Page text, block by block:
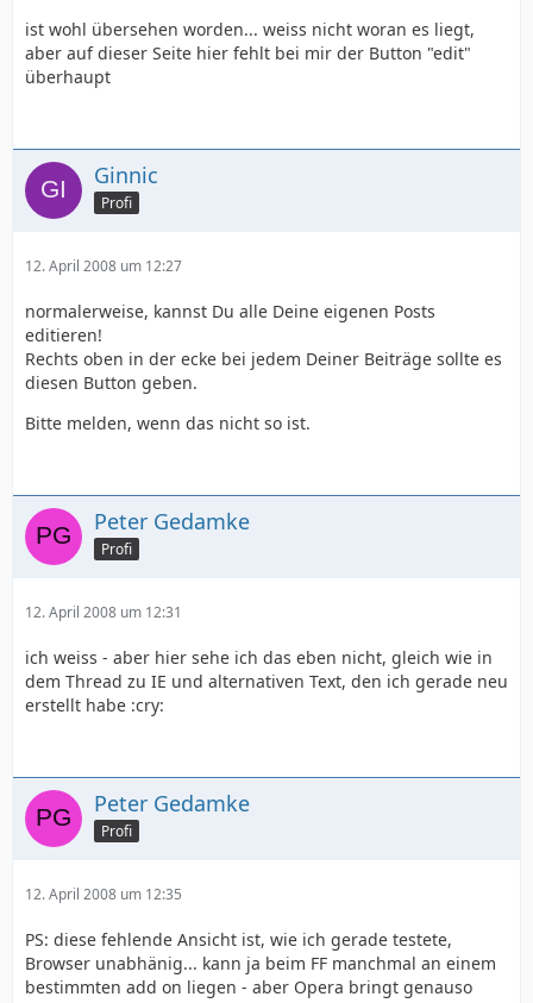
ist wohl übersehen worden... weiss nicht woran es liegt,
aber auf dieser Seite hier fehlt bei mir der Button "edit"
überhaupt
Ginnic
Profi
12. April 2008 um 12:27
normalerweise, kannst Du alle Deine eigenen Posts
editieren!
Rechts oben in der ecke bei jedem Deiner Beiträge sollte es
diesen Button geben.
Bitte melden, wenn das nicht so ist.
Peter Gedamke
Profi
12. April 2008 um 12:31
ich weiss - aber hier sehe ich das eben nicht, gleich wie in
dem Thread zu IE und alternativen Text, den ich gerade neu
erstellt habe :cry:
Peter Gedamke
Profi
12. April 2008 um 12:35
PS: diese fehlende Ansicht ist, wie ich gerade testete,
Browser unabhänig... kann ja beim FF manchmal an einem
bestimmten add on liegen - aber Opera bringt genauso